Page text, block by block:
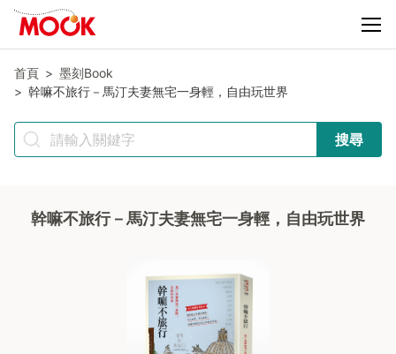
首頁
墨刻Book
幹嘛不旅行－馬汀夫妻無宅一身輕，自由玩世界
搜尋
幹嘛不旅行－馬汀夫妻無宅一身輕，自由玩世界